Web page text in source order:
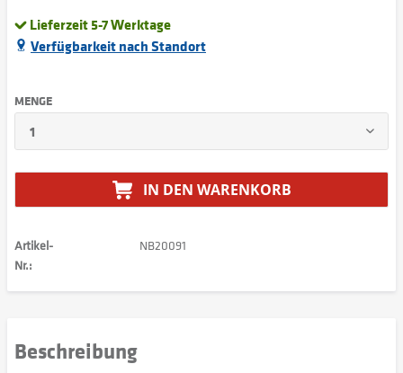
Lieferzeit 5-7 Werktage
Verfügbarkeit nach Standort
MENGE
IN DEN WARENKORB
Artikel-
Nr.:
NB20091
Beschreibung